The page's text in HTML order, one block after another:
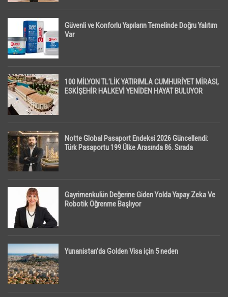
Güvenli ve Konforlu Yapıların Temelinde Doğru Yalıtım
Var
100 MİLYON TL’LİK YATIRIMLA CUMHURİYET MİRASI,
ESKİŞEHİR HALKEVİ YENİDEN HAYAT BULUYOR
Notte Global Pasaport Endeksi 2026 Güncellendi:
Türk Pasaportu 199 Ülke Arasında 86. Sırada
Gayrimenkulün Değerine Giden Yolda Yapay Zeka Ve
Robotik Öğrenme Başlıyor
Yunanistan’da Golden Visa için 5 neden